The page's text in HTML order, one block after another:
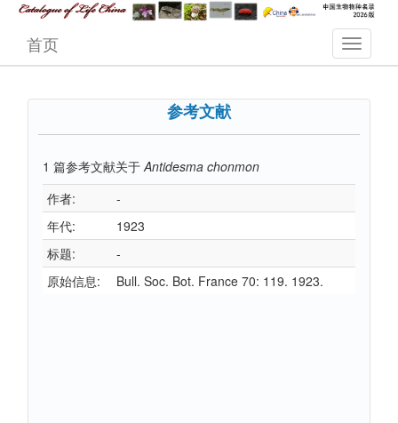
首页
参考文献
1 篇参考文献关于 Antidesma chonmon
作者:
-
年代:
1923
标题:
-
原始信息:
Bull. Soc. Bot. France 70: 119. 1923.